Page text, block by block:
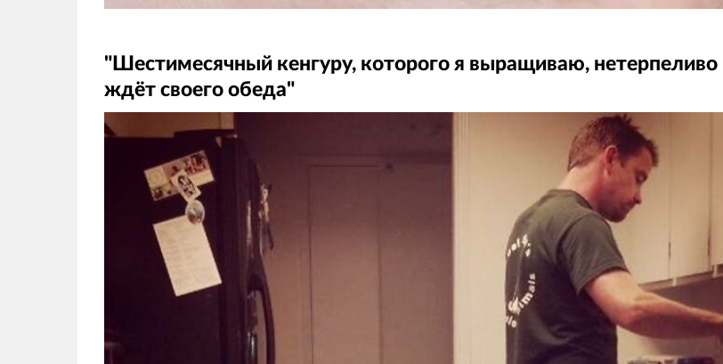
"Шестимесячный кенгуру, которого я выращиваю, нетерпеливо
ждёт своего обеда"